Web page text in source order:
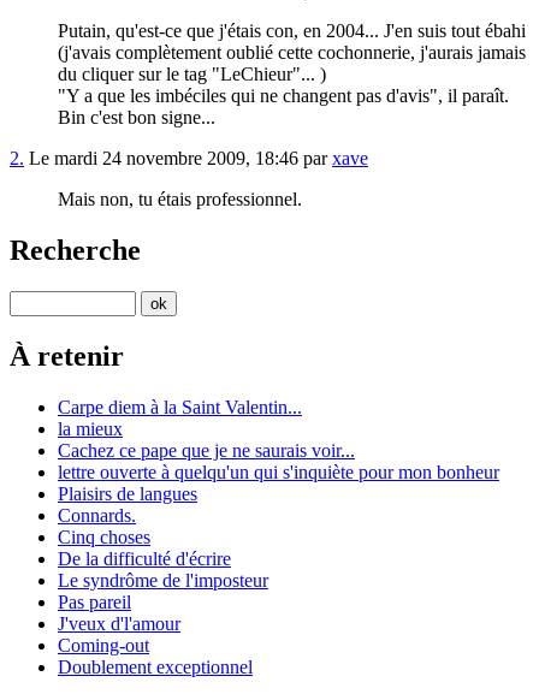
Putain, qu'est-ce que j'étais con, en 2004... J'en suis tout ébahi
(j'avais complètement oublié cette cochonnerie, j'aurais jamais
du cliquer sur le tag "LeChieur"... )
"Y a que les imbéciles qui ne changent pas d'avis", il paraît.
Bin c'est bon signe...
2. Le mardi 24 novembre 2009, 18:46 parxave
Mais non, tu étais professionnel.
Recherche
À retenir
Carpe diem à la Saint Valentin...
la mieux
Cachez ce pape que je ne saurais voir...
lettre ouverte à quelqu'un qui s'inquiète pour mon bonheur
Plaisirs de langues
Connards.
Cinq choses
De la difficulté d'écrire
Le syndrôme de l'imposteur
Pas pareil
J'veux d'l'amour
Coming-out
Doublement exceptionnel